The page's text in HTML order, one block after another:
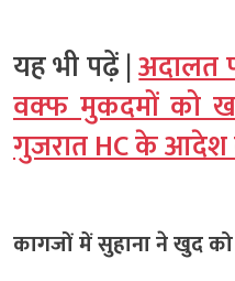
यह भी पढ़ें |अदालत
वक्फ मुकदमों को
गुजरात HC के आदेश
कागजों में सुहाना ने खुद